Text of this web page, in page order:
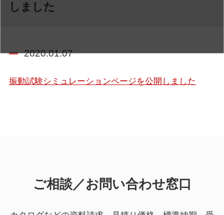
しました
2020.01.07
振動試験シミュレーションページを公開しました
ご相談／お問い合わせ窓口